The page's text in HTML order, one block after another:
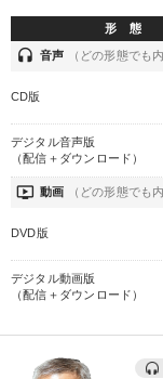
社員が自律的に動
オーナー社長の「
高める教材２選
全国経営者セミナ
2026年春季全国経
タル版（音声／動
仕事のスキルと人
井上和弘の財務力
形 態
headset 音声 （どの形態でも
CD版
デジタル音声版
（配信＋ダウンロード）
ondemand_video 動画 （どの形態でも
DVD版
デジタル動画版
（配信＋ダウンロード）